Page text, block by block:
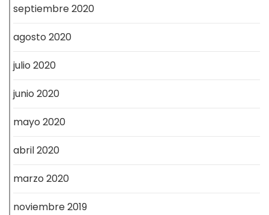
septiembre 2020
agosto 2020
julio 2020
junio 2020
mayo 2020
abril 2020
marzo 2020
noviembre 2019